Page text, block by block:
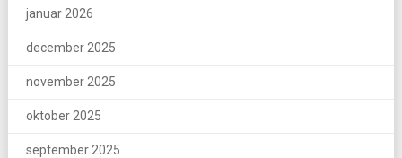
januar 2026
december 2025
november 2025
oktober 2025
september 2025